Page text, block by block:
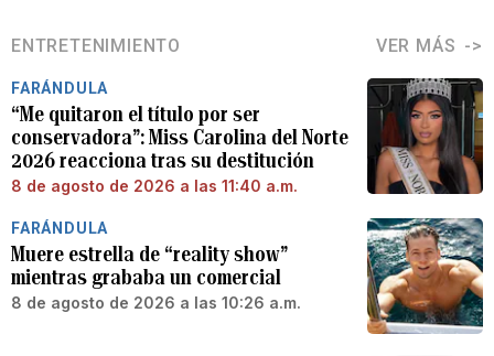
ENTRETENIMIENTO VER MÁS
FARÁNDULA
“Me quitaron el título por ser
conservadora”: Miss Carolina del Norte
2026 reacciona tras su destitución
8 de agosto de 2026 a las 11:40 a.m.
FARÁNDULA
Muere estrella de “reality show”
mientras grababa un comercial
8 de agosto de 2026 a las 10:26 a.m.